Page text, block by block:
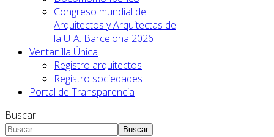
Congreso mundial de
Arquitectos y Arquitectas de
la UIA. Barcelona 2026
Ventanilla Única
Registro arquitectos
Registro sociedades
Portal de Transparencia
Buscar
Buscar